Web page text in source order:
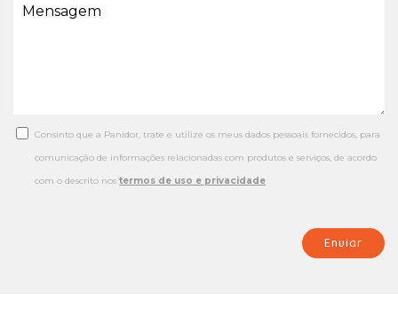
Consinto que a Panidor, trate e utilize os meus dados pessoais fornecidos, para
comunicação de informações relacionadas com produtos e serviços, de acordo
com o descrito nos termos de uso e privacidade
Enviar